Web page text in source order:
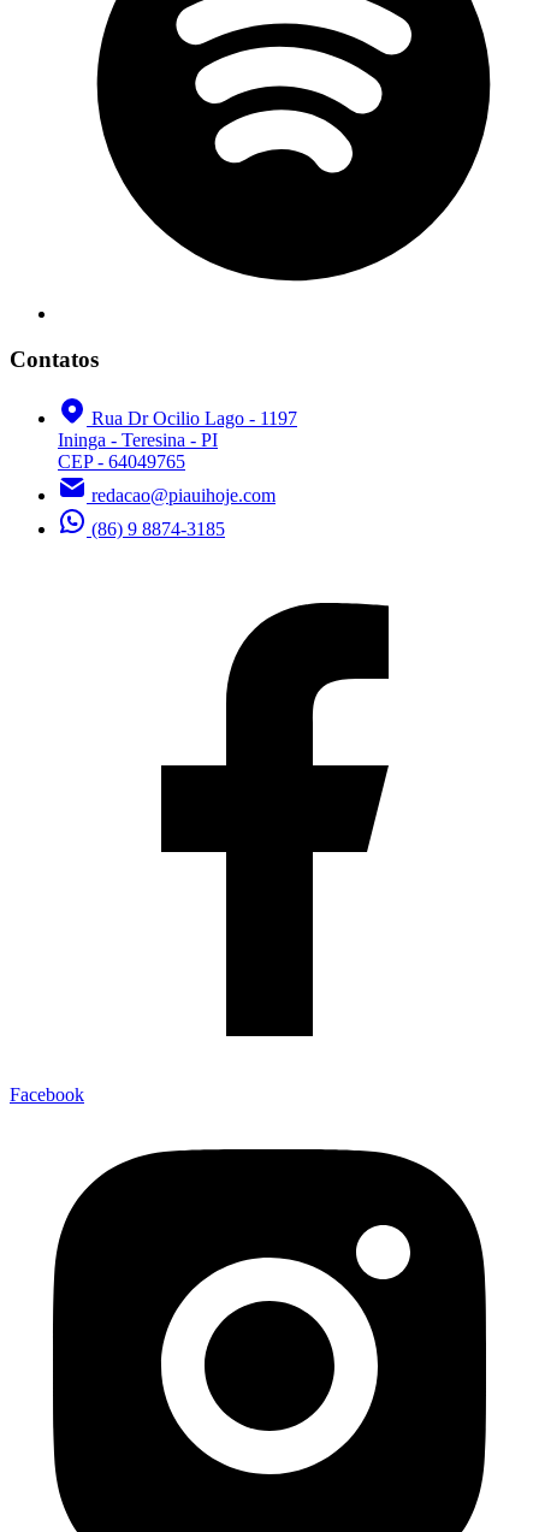
Contatos
Rua Dr Ocilio Lago - 1197
Ininga - Teresina - PI
CEP - 64049765
redacao@piauihoje.com
(86) 9 8874-3185
Facebook